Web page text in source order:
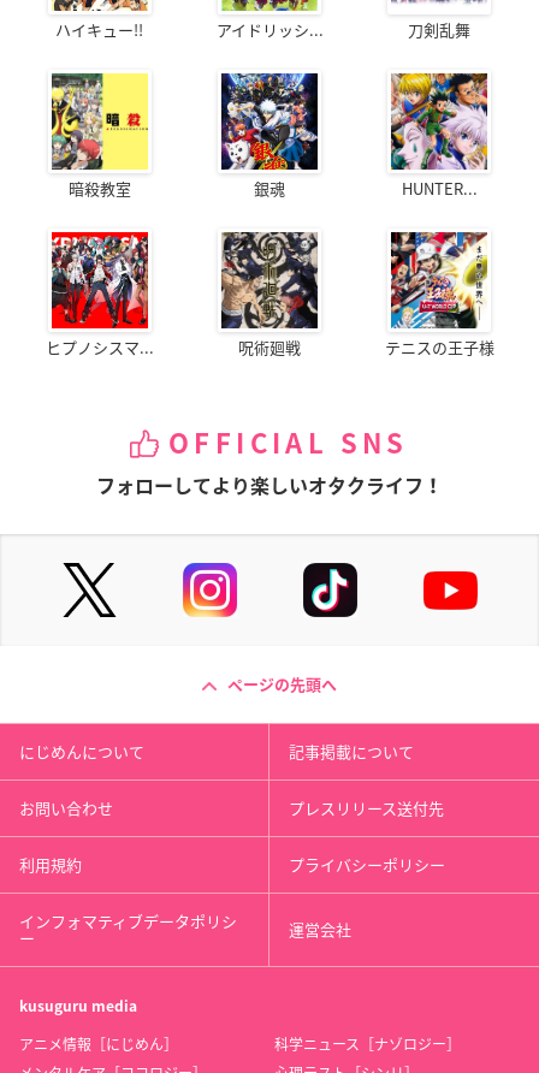
ハイキュー!! アイドリッシ... 刀剣乱舞
暗殺教室 銀魂 HUNTER...
ヒプノシスマ... 呪術廻戦 テニスの王子様
OFFICIAL SNS
フォローしてより楽しいオタクライフ！
ページの先頭へ
にじめんについて 記事掲載について
お問い合わせ プレスリリース送付先
利用規約 プライバシーポリシー
インフォマティブデータポリシ
ー 運営会社
kusuguru media
アニメ情報［にじめん］
科学ニュース［ナゾロジー］